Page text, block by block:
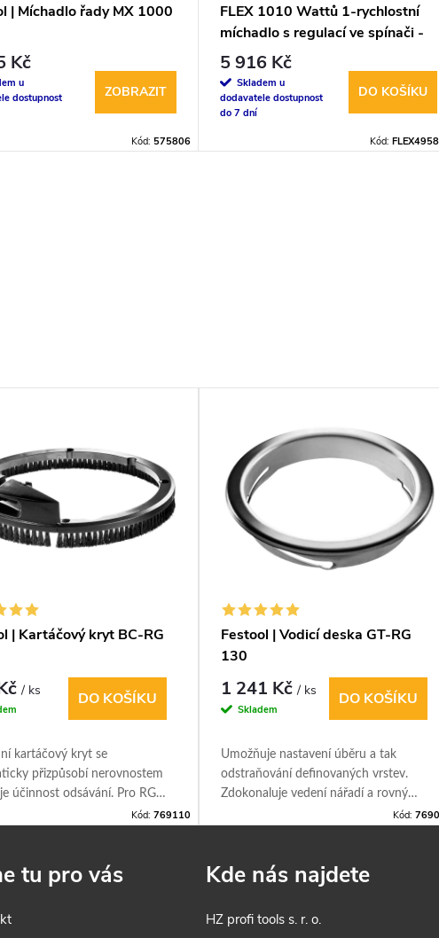
| Míchadlo řady MX 1000
Kč
u
dostupnost
ZOBRAZIT
Kód: 575806
FLEX 1010 Wattů 1-rychlostní
míchadlo s regulací ve spínači -
MXE 1000 + WR2 120
5 916 Kč
Skladem u
dodavatele dostupnost
do 7 dní
DO KOŠÍKU
Kód:
| Kartáčový kryt BC-RG
/ ks DO KOŠÍKU
kartáčový kryt se
přizpůsobí nerovnostem
účinnost odsávání. Pro RG
Kód: 769110
Festool | Vodicí deska GT-RG
130
1 241 Kč/ ks
Skladem
DO KOŠÍKU
Umožňuje nastavení úběru a tak
odstraňování definovaných vrstev.
Zdokonaluje vedení nářadí a rovný
výsledek práce. Pro RG 130 ECI,Kód:
tu pro vás Kde nás najdete
HZ profi tools s. r. o.